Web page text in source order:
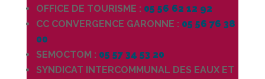
OFFICE DE TOURISME : 05 56 62 12 92
CC CONVERGENCE GARONNE : 05 56 76 38
00
SEMOCTOM : 05 57 34 53 20
SYNDICAT INTERCOMMUNAL DES EAUX ET